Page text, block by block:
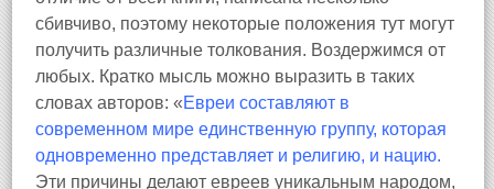
сбивчиво, поэтому некоторые положения тут могут
получить различные толкования. Воздержимся от
любых. Кратко мысль можно выразить в таких
словах авторов: «Евреи составляют в
современном мире единственную группу, которая
одновременно представляет и религию, и нацию.
Эти причины делают евреев уникальным народом,